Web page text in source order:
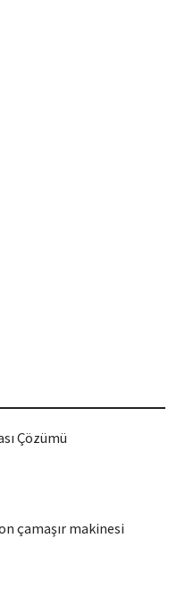
Çözümü
çamaşır makinesi